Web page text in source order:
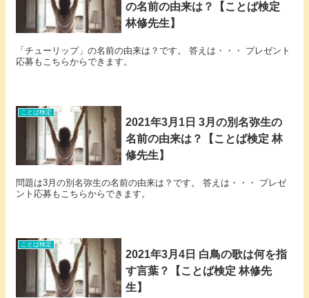
の名前の由来は？【ことば検定
林修先生】
「チューリップ」の名前の由来は？です。 答えは・・・ プレゼント
応募もこちらからできます。
ことば検定
2021年3月1日 3月の別名弥生の
名前の由来は？【ことば検定 林
修先生】
問題は3月の別名弥生の名前の由来は？です。 答えは・・・ プレゼ
ント応募もこちらからできます。
ことば検定
2021年3月4日 白鳥の歌は何を指
す言葉？【ことば検定 林修先
生】